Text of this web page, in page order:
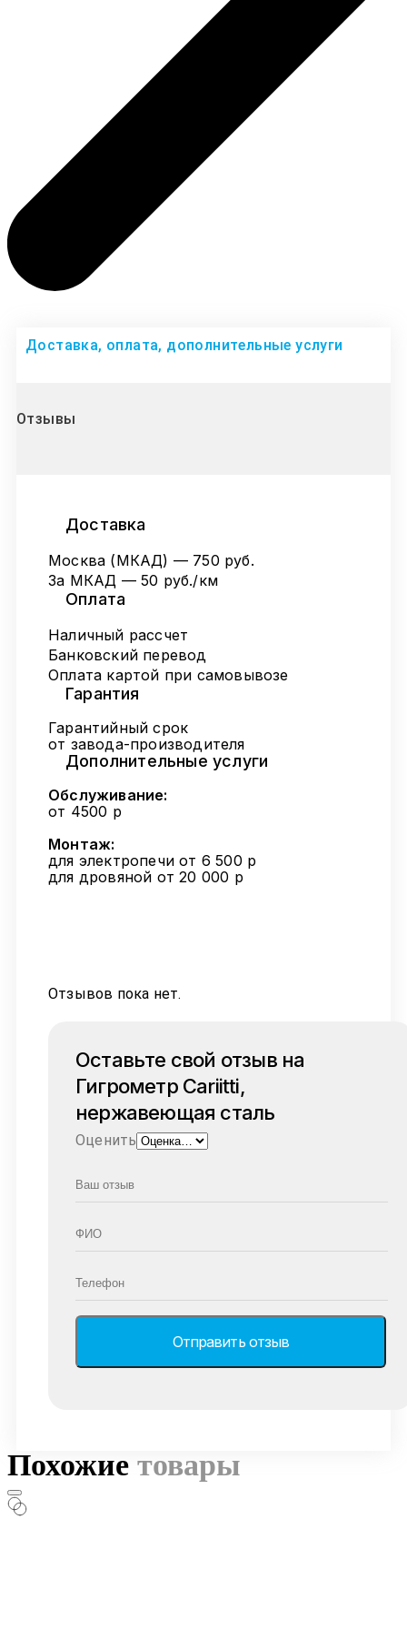
Доставка, оплата, дополнительные услуги
Отзывы
Доставка
Москва (МКАД) — 750 руб.
За МКАД — 50 руб./км
Оплата
Наличный рассчет
Банковский перевод
Оплата картой при самовывозе
Гарантия
Гарантийный срок
от завода-производителя
Дополнительные услуги
Обслуживание:
от 4500 р
Монтаж:
для электропечи от 6 500 р
для дровяной от 20 000 р
Отзывов пока нет.
Оставьте свой отзыв на
Гигрометр Cariitti,
нержавеющая сталь
Оценить
Похожие товары